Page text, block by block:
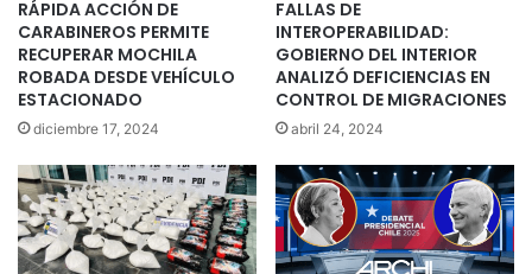
RÁPIDA ACCIÓN DE
CARABINEROS PERMITE
RECUPERAR MOCHILA
ROBADA DESDE VEHÍCULO
ESTACIONADO
diciembre 17, 2024
FALLAS DE
INTEROPERABILIDAD:
GOBIERNO DEL INTERIOR
ANALIZÓ DEFICIENCIAS EN
CONTROL DE MIGRACIONES
abril 24, 2024